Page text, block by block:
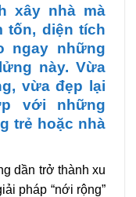
xây nhà mà
tốn, diện tích
ngay những
này. Vừa
vừa đẹp lại
với những
trẻ hoặc nhà
dần trở thành xu
pháp “nới rộng”